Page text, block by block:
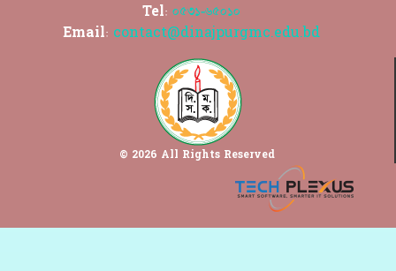
© 2026 All Rights Reserved
Tel: ০৫৩১-৬৫০১০
Email: contact@dinajpurgmc.edu.bd